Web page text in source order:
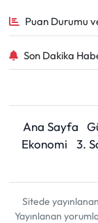
Puan Durumu
Son Dakika
Ana Sayfa
Ekonomi
3.
Sitede
Yayınlanan